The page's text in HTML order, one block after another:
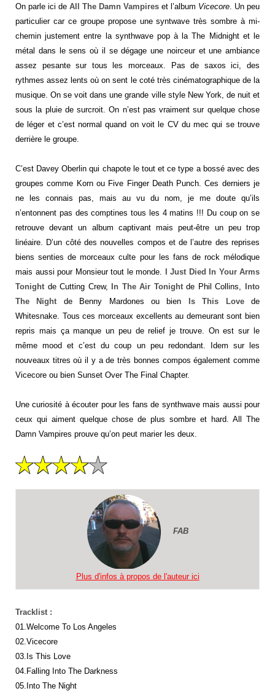
On parle ici de All The Damn Vampires et l’album Vicecore . Un peu
particulier car ce groupe propose une syntwave très sombre à mi-
chemin justement entre la synthwave pop à la The Midnight et le
métal dans le sens où il se dégage une noirceur et une ambiance
assez pesante sur tous les morceaux. Pas de saxos ici, des
rythmes assez lents où on sent le coté très cinématographique de la
musique. On se voit dans une grande ville style New York, de nuit et
sous la pluie de surcroit. On n’est pas vraiment sur quelque chose
de léger et c’est normal quand on voit le CV du mec qui se trouve
derrière le groupe.
C’est Davey Oberlin qui chapote le tout et ce type a bossé avec des
groupes comme Korn ou Five Finger Death Punch. Ces derniers je
ne les connais pas, mais au vu du nom, je me doute qu’ils
n’entonnent pas des comptines tous les 4 matins !!! Du coup on se
retrouve devant un album captivant mais peut-être un peu trop
linéaire. D’un côté des nouvelles compos et de l’autre des reprises
biens senties de morceaux culte pour les fans de rock mélodique
mais aussi pour Monsieur tout le monde.
I Just Died In Your Arms
Tonight de Cutting Crew, In The Air Tonightde Phil Collins,
Into
The Night de Benny Mardones ou bien Is This Lovede
Whitesnake. Tous ces morceaux excellents au demeurant sont bien
repris mais ça manque un peu de relief je trouve. On est sur le
même mood et c’est du coup un peu redondant. Idem sur les
nouveaux titres où il y a de très bonnes compos également comme
Vicecore ou bien Sunset Over The Final Chapter.
Une curiosité à écouter pour les fans de synthwave mais aussi pour
ceux qui aiment quelque chose de plus sombre et hard. All The
Damn Vampires prouve qu’on peut marier les deux.
FAB
Plus d'infos à propos de l'auteur ici
Tracklist :
01.Welcome To Los Angeles
02.Vicecore
03.Is This Love
04.Falling Into The Darkness
05.Into The Night